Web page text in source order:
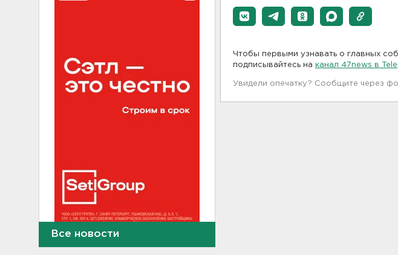
В Красном Селе избили
Все новости
Чтобы первыми узнавать о главных
подписывайтесь на канал 47news в
Увидели опечатку? Сообщите через